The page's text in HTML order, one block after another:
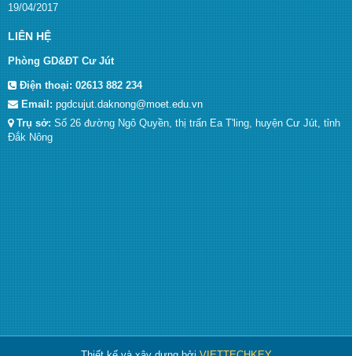
19/04/2017
LIÊN HỆ
Phòng GD&ĐT Cư Jút
Điện thoại:02613 882 234
Email:pgdcujut.daknong@moet.edu.vn
Trụ sở:Số 26 đường Ngô Quyền, thị trấn Ea T'ling, huyện Cư Jút, tỉnh
Đắk Nông